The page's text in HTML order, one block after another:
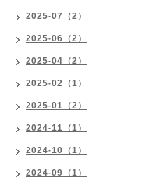
2025-07（2）
2025-06（2）
2025-04（2）
2025-02（1）
2025-01（2）
2024-11（1）
2024-10（1）
2024-09（1）